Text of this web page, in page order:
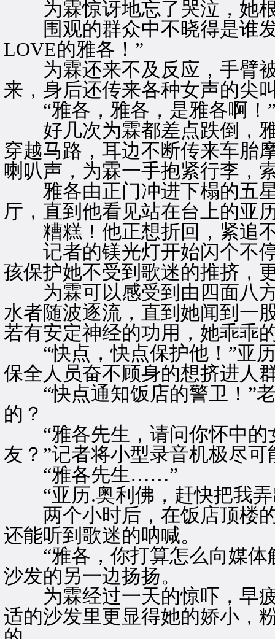
为霖惊讶地忘了哭泣，她根
围观的群众中不晓得是谁发
LOVE的雅各！”
为霖还来不及反应，手臂被
来，身后还传来各种女声的
“雅各，雅各，是雅各啊！
好几次为霖都差点跌倒，雅
穿越马路，耳边不断传来车胎
喇叭声，为霖一手抱紧行李，
雅各由正门冲进下榻的五星
厅，直到他看见站在台上的
糟糕！他正想折回，紧追不
记者的镁光灯开始闪个不停
孩保护她不受到歌迷的推挤，
为霖可以感受到由四面八方
水者随波逐流，直到她闻到一
若有安定神经的功用，她乖乖
“快点，快点保护他！”亚历
保全人员奋不顾身的想挤进人
“快点通知饭店的警卫！”老
的？
“雅各先生，请问你怀中的
友？”记者将小型录音机极尽
“雅各先生……”
“亚历.奥利佛，赶快把我弄
两个小时后，在饭店顶楼的
还能听到歌迷的呐喊。
“雅各，你打算怎么向媒体
沙发的另一边扬扬。
为霖经过一天的惊吓，早疲
适的沙发里更显得她的娇小，